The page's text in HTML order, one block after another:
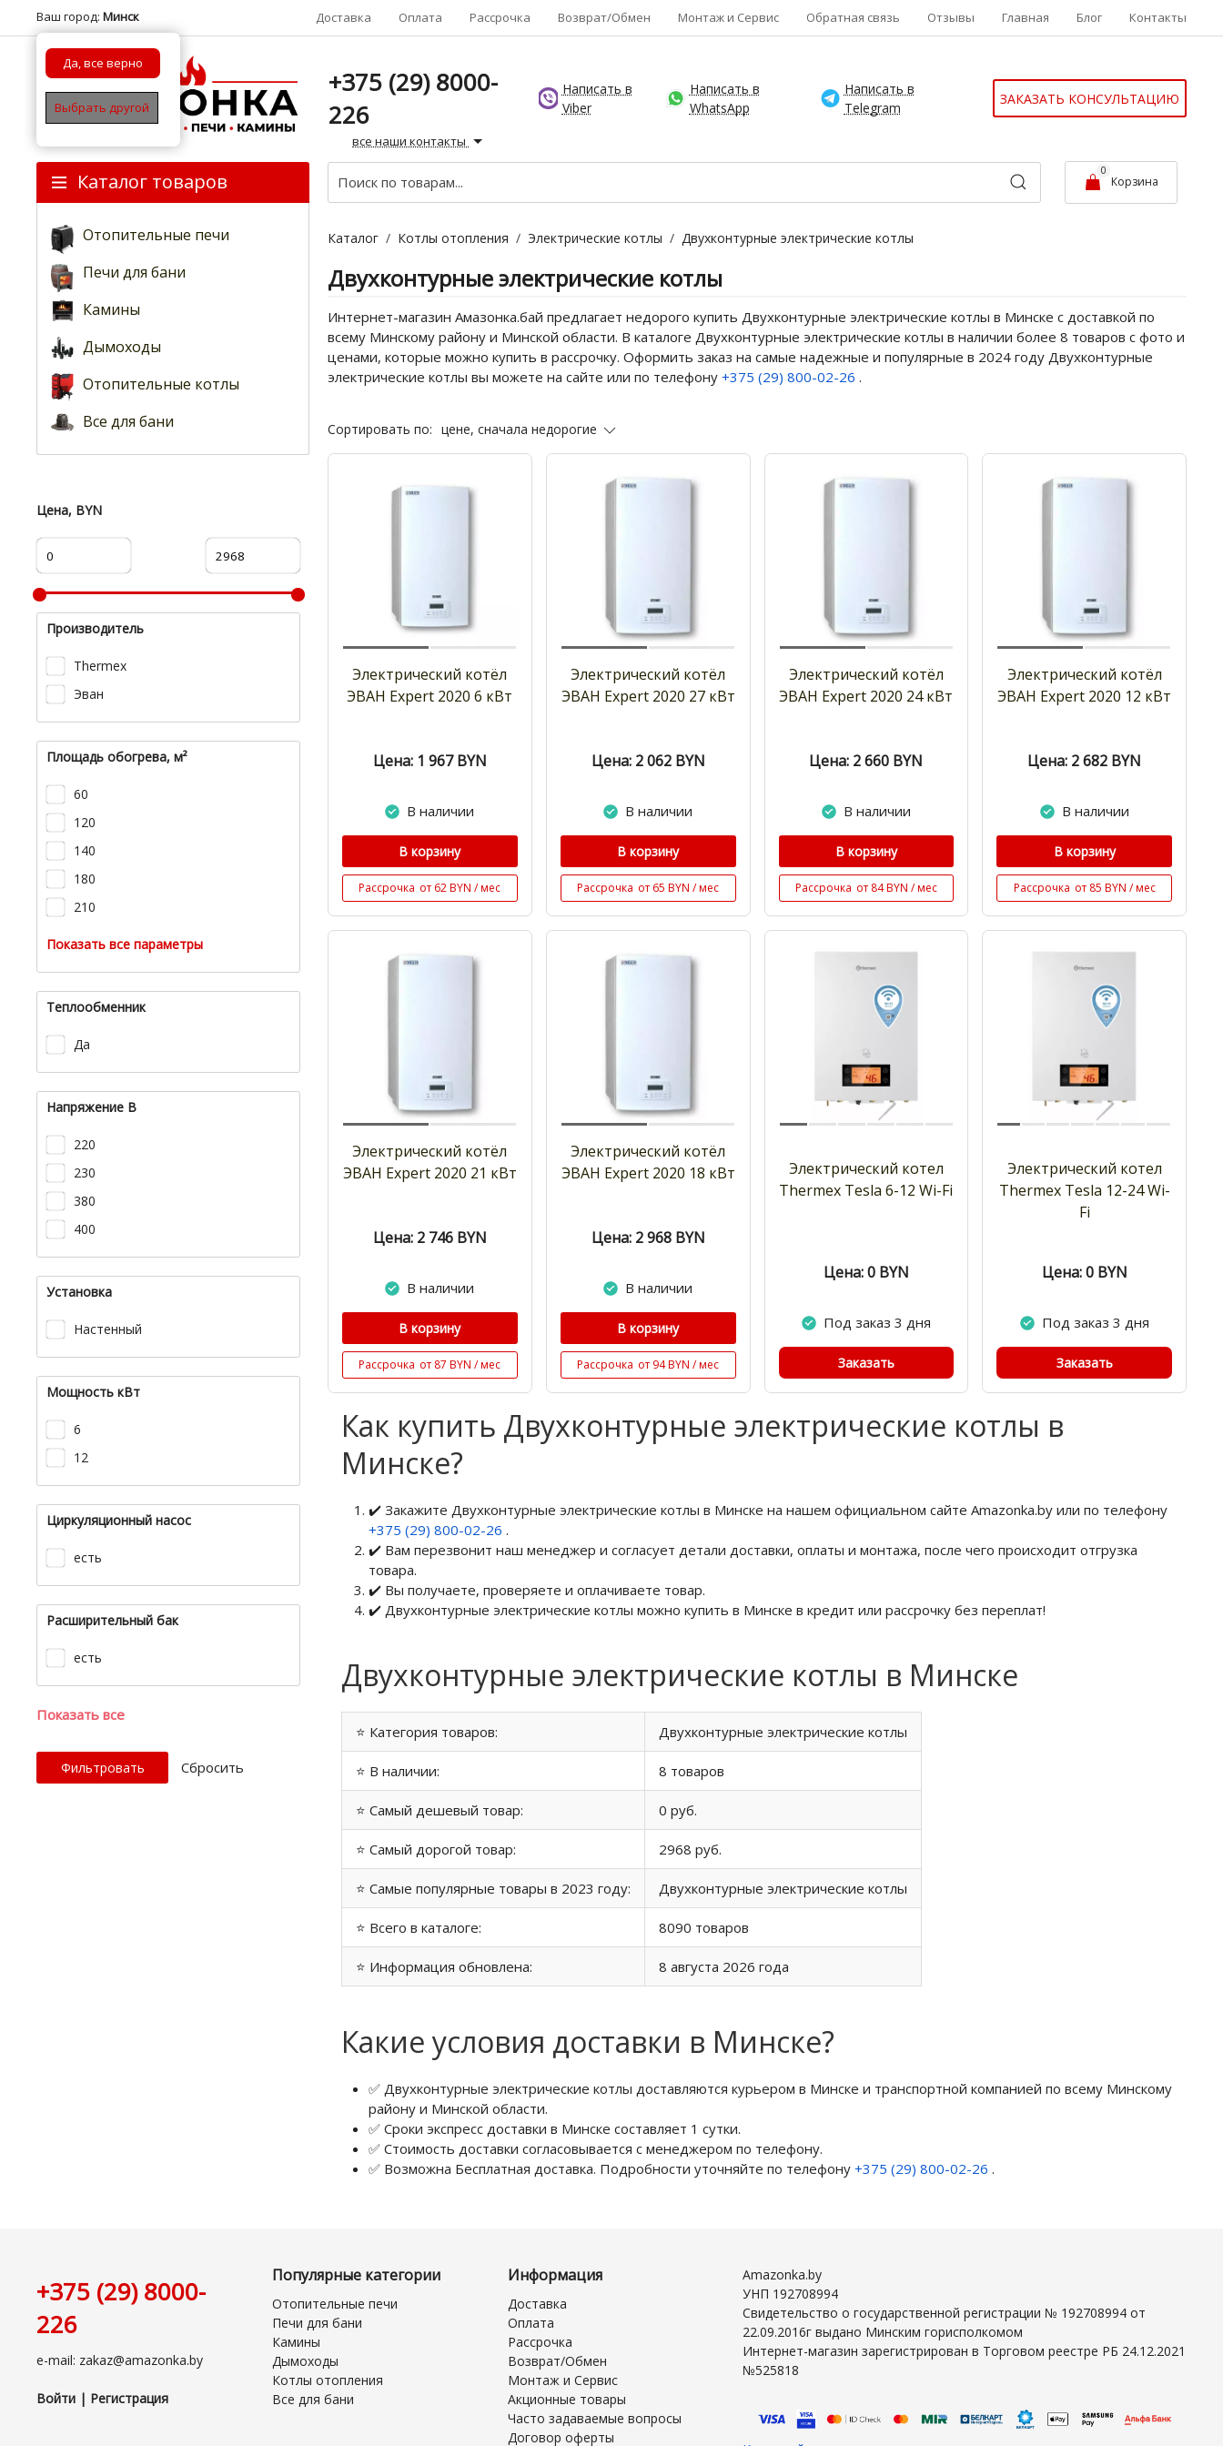
Ваш город: Минск
Да, все верно
Выбрать другой
Доставка Оплата Рассрочка Возврат/Обмен Монтаж и Сервис Обратная связь Отзывы Главная Блог Контакты
+375 (29) 8000-
226
все наши контакты
Написать в
Viber
Написать в
WhatsApp
Написать в
Telegram
ЗАКАЗАТЬ КОНСУЛЬТАЦИЮ
Каталог товаров
Отопительные печи
Печи для бани
Камины
Дымоходы
Отопительные котлы
Все для бани
0
Корзина
Цена, BYN
Производитель
Thermex
Эван
Площадь обогрева, м²
60
120
140
180
210
Показать все параметры
Теплообменник
Да
Напряжение В
220
230
380
400
Установка
Настенный
Мощность кВт
6
12
Циркуляционный насос
есть
Расширительный бак
есть
Показать все
Cбросить
Каталог / Котлы отопления / Электрические котлы / Двухконтурные электрические котлы
Двухконтурные электрические котлы
Интернет-магазин Амазонка.бай предлагает недорого купить Двухконтурные электрические котлы в Минске с доставкой по
всему Минскому району и Минской области. В каталоге Двухконтурные электрические котлы в наличии более 8 товаров с фото и
ценами, которые можно купить в рассрочку. Оформить заказ на самые надежные и популярные в 2024 году Двухконтурные
электрические котлы вы можете на сайте или по телефону +375 (29) 800-02-26 .
Сортировать по: цене, сначала недорогие
Электрический котёл
ЭВАН Expert 2020 6 кВт
Цена: 1 967 BYN
В наличии
В корзину
Рассрочка от 62 BYN / мес
Электрический котёл
ЭВАН Expert 2020 27 кВт
Цена: 2 062 BYN
В наличии
В корзину
Рассрочка от 65 BYN / мес
Электрический котёл
ЭВАН Expert 2020 24 кВт
Цена: 2 660 BYN
В наличии
В корзину
Рассрочка от 84 BYN / мес
Электрический котёл
ЭВАН Expert 2020 12 кВт
Цена: 2 682 BYN
В наличии
В корзину
Рассрочка от 85 BYN / мес
Электрический котёл
ЭВАН Expert 2020 21 кВт
Цена: 2 746 BYN
В наличии
В корзину
Рассрочка от 87 BYN / мес
Электрический котёл
ЭВАН Expert 2020 18 кВт
Цена: 2 968 BYN
В наличии
В корзину
Рассрочка от 94 BYN / мес
Электрический котел
Thermex Tesla 6-12 Wi-Fi
Цена: 0 BYN
Под заказ 3 дня
Заказать
Электрический котел
Thermex Tesla 12-24 Wi-
Fi
Цена: 0 BYN
Под заказ 3 дня
Заказать
Как купить Двухконтурные электрические котлы в
Минске?
✔️ Закажите Двухконтурные электрические котлы в Минске на нашем официальном сайте Amazonka.by или по телефону
+375 (29) 800-02-26 .
✔️ Вам перезвонит наш менеджер и согласует детали доставки, оплаты и монтажа, после чего происходит отгрузка
товара.
✔️ Вы получаете, проверяете и оплачиваете товар.
✔️ Двухконтурные электрические котлы можно купить в Минске в кредит или рассрочку без переплат!
Двухконтурные электрические котлы в Минске
⭐ Категория товаров: Двухконтурные электрические котлы
⭐ В наличии: 8 товаров
⭐ Самый дешевый товар: 0 руб.
⭐ Самый дорогой товар: 2968 руб.
⭐ Самые популярные товары в 2023 году: Двухконтурные электрические котлы
⭐ Всего в каталоге: 8090 товаров
⭐ Информация обновлена: 8 августа 2026 года
Какие условия доставки в Минске?
✅ Двухконтурные электрические котлы доставляются курьером в Минске и транспортной компанией по всему Минскому
району и Минской области.
✅ Сроки экспресс доставки в Минске составляет 1 сутки.
✅ Стоимость доставки согласовывается с менеджером по телефону.
✅ Возможна Бесплатная доставка. Подробности уточняйте по телефону +375 (29) 800-02-26 .
+375 (29) 8000-
226
e-mail: zakaz@amazonka.by
Войти | Регистрация
Популярные категории
Отопительные печи
Печи для бани
Камины
Дымоходы
Котлы отопления
Все для бани
Информация
Доставка
Оплата
Рассрочка
Возврат/Обмен
Монтаж и Сервис
Акционные товары
Часто задаваемые вопросы
Договор оферты
Amazonka.by
УНП 192708994
Свидетельство о государственной регистрации № 192708994 от
22.09.2016г выдано Минским горисполкомом
Интернет-магазин зарегистрирован в Торговом реестре РБ 24.12.2021
№525818